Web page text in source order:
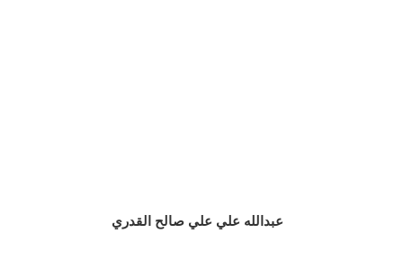
عبدالله علي علي صالح القدري